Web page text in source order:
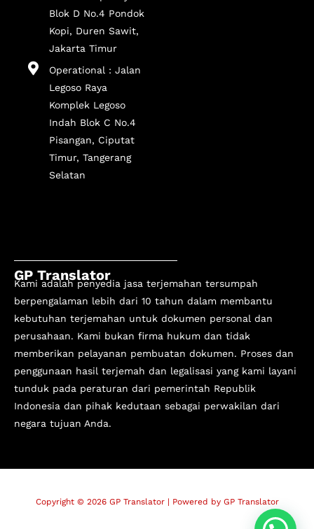
Blok D No.4 Pondok
Kopi, Duren Sawit,
Jakarta Timur
Operational : Jalan
Legoso Raya
Komplek Legoso
Indah Blok C No.4
Pisangan, Ciputat
Timur, Tangerang
Selatan
GP Translator
Kami adalah penyedia jasa terjemahan tersumpah
berpengalaman lebih dari 10 tahun dalam membantu
kebutuhan terjemahan untuk dokumen personal dan
perusahaan. Kami bukan firma hukum dan tidak
memberikan pelayanan pembuatan dokumen. Proses dan
penggunaan hasil terjemah dan legalisasi yang kami layani
tunduk pada peraturan dari pemerintah Republik
Indonesia dan pihak kedutaan sebagai perwakilan dari
negara tujuan Anda.
Copyright © 2026 GP Translator | Powered by GP Translator